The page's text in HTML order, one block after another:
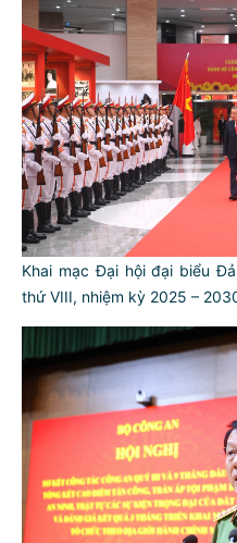
Khai mạc Đại hội đại biểu
thứ VIII, nhiệm kỳ 2025 –